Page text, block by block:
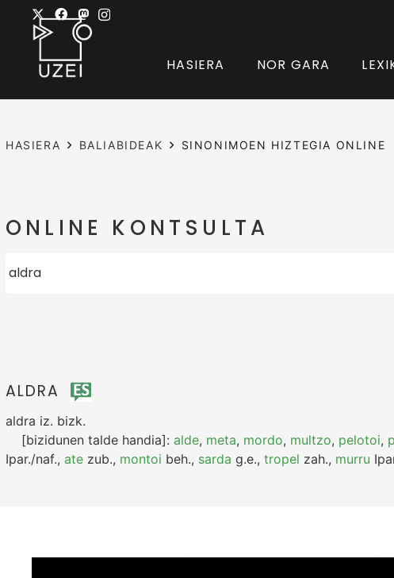
HASIERA NOR GARA
HASIERA BALIABIDEAK SINONIMOEN HIZTEGIA ONLINE
ONLINE KONTSULTA
ALDRA
aldra iz. bizk.
[bizidunen talde handia]: alde, meta, mordo, multzo, pelotoi,
Ipar./naf., ate zub., montoi beh., sarda g.e., tropel zah., murru